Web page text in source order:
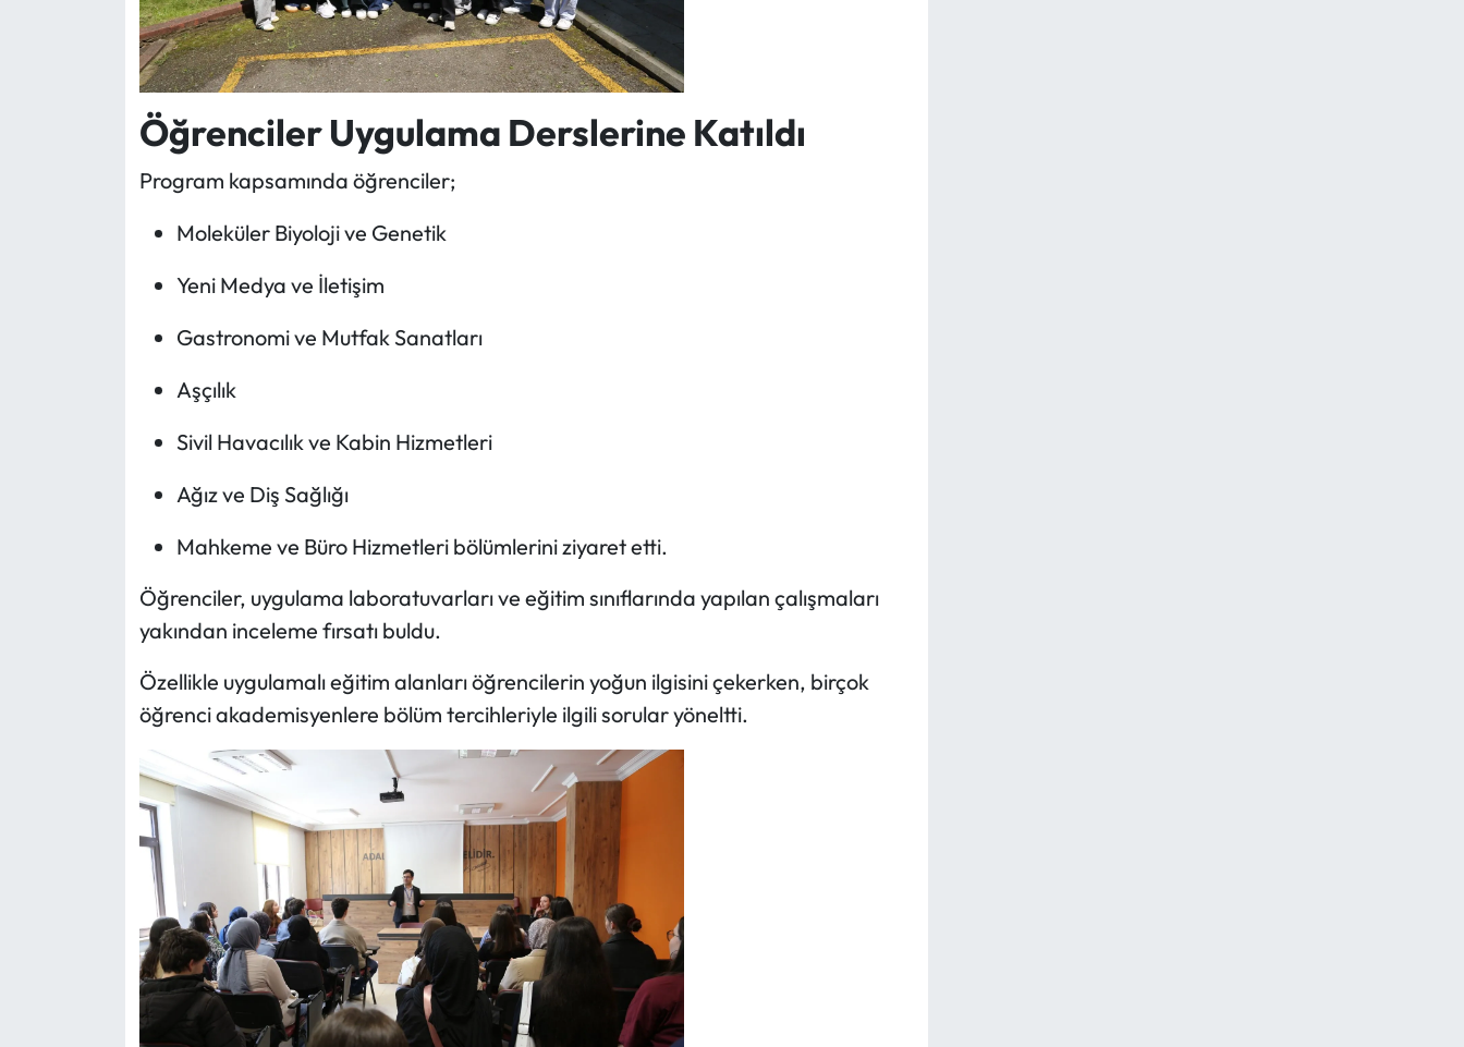
Öğrenciler Uygulama Derslerine Katıldı
Program kapsamında öğrenciler;
Moleküler Biyoloji ve Genetik
Yeni Medya ve İletişim
Gastronomi ve Mutfak Sanatları
Aşçılık
Sivil Havacılık ve Kabin Hizmetleri
Ağız ve Diş Sağlığı
Mahkeme ve Büro Hizmetleri bölümlerini ziyaret etti.
Öğrenciler, uygulama laboratuvarları ve eğitim sınıflarında yapılan çalışmaları
yakından inceleme fırsatı buldu.
Özellikle uygulamalı eğitim alanları öğrencilerin yoğun ilgisini çekerken, birçok
öğrenci akademisyenlere bölüm tercihleriyle ilgili sorular yöneltti.